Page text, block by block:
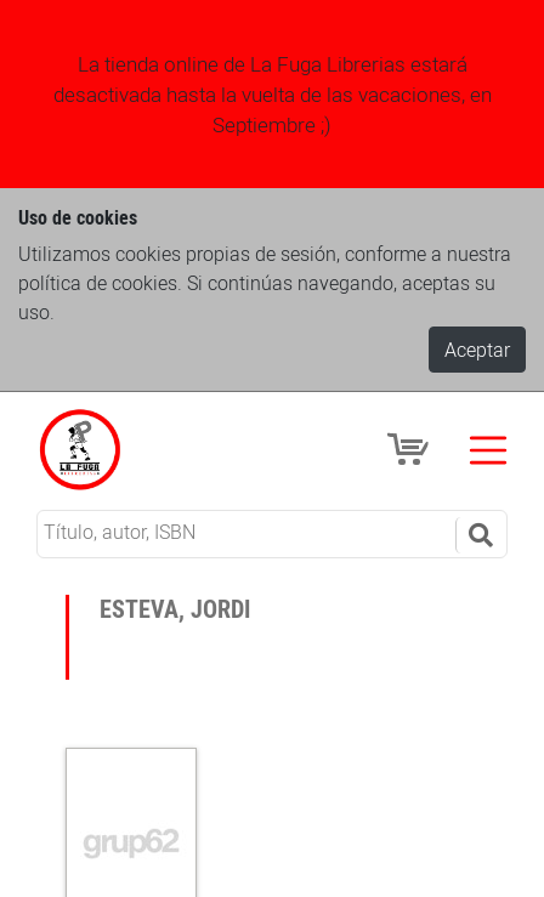
La tienda online de La Fuga Librerias estará
desactivada hasta la vuelta de las vacaciones, en
Septiembre ;)
Uso de cookies
Utilizamos cookies propias de sesión, conforme a nuestra
política de cookies. Si continúas navegando, aceptas su
uso.
Aceptar
ESTEVA, JORDI